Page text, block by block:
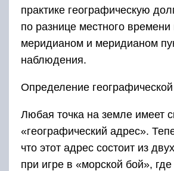
практике географическую
по разнице местного
меридианом и меридианом
наблюдения.
Определение
Любая точка на земле имеет
«географический адрес».
что этот адрес состоит из
при игре в «морской бой»,